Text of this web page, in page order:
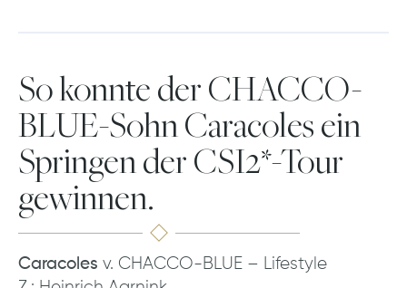
So konnte der CHACCO-
BLUE-Sohn Caracoles ein
Springen der CSI2*-Tour
gewinnen.
Caracoles v. CHACCO-BLUE – Lifestyle